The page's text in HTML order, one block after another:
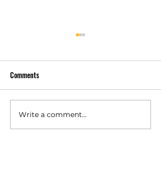
เครื่องซักประหยัดน้ำช่วย
ลดต้นทุนจริงหรือ? เรื่องที่
Comments
Write a comment...